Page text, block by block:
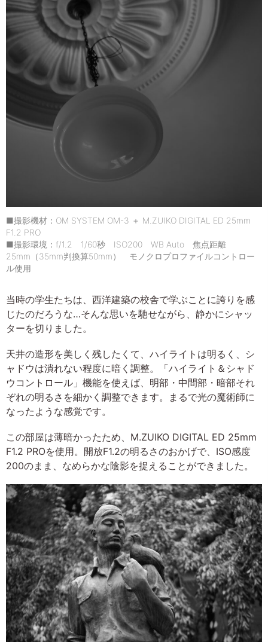
■撮影機材：OM SYSTEM OM-3 ＋ M.ZUIKO DIGITAL ED 25mm
F1.2 PRO
■撮影環境：f/1.2 1/60秒 ISO200 WB Auto 焦点距離
25mm（35mm判換算50mm） モノクロプロファイルコントロー
ル使用
当時の学生たちは、西洋建築の校舎で学ぶことに誇りを感
じたのだろうな…そんな思いを馳せながら、静かにシャッ
ターを切りました。
天井の造形を美しく残したくて、ハイライトは明るく、シ
ャドウは潰れない程度に暗く調整。「ハイライト＆シャド
ウコントロール」機能を使えば、明部・中間部・暗部それ
ぞれの明るさを細かく調整できます。まるで光の魔術師に
なったような感覚です。
この部屋は薄暗かったため、M.ZUIKO DIGITAL ED 25mm
F1.2 PROを使用。開放F1.2の明るさのおかげで、ISO感度
200のまま、なめらかな陰影を捉えることができました。